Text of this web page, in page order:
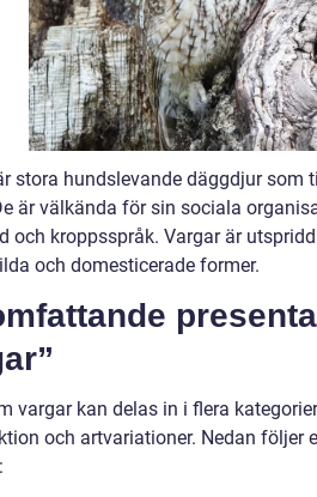
stora hundslevande däggdjur som
är välkända för sin sociala
och kroppsspråk. Vargar är
och domesticerade former.
vargar kan delas in i flera
och artvariationer. Nedan följer